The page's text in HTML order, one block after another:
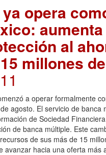
ya opera
al
millones
a operar formalmente
agosto. El servicio de banca
de Sociedad
de banca múltiple. Este
de sus más de 15
avanzar hacia una oferta más